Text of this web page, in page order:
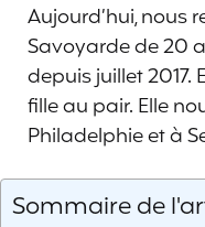
Aujourd’hui, nous
Savoyarde de 20
depuis juillet 2017.
fille au pair. Elle
Philadelphie et à
Sommaire de